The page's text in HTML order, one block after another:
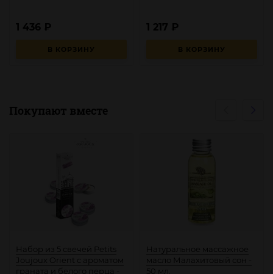
В КОРЗИНУ
1 436 ₽
В КОРЗИНУ
1 217 ₽
Покупают вместе
Набор из 5 свечей Petits
Joujoux Orient с ароматом
граната и белого перца -
Натуральное массажное
масло Малахитовый сон -
50 мл.